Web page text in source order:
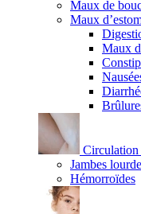
Maux de
Maux
Maux
Circulation
Jambes
Hémorroïdes